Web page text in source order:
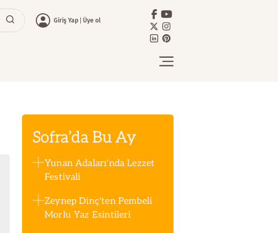
Giriş Yap Üye ol
Sofra’da Bu Ay
Yunan Adaları'nda Lezzet
Festivali
Zeynep Dinç'ten Pembeli
Morlu Yaz Esintileri